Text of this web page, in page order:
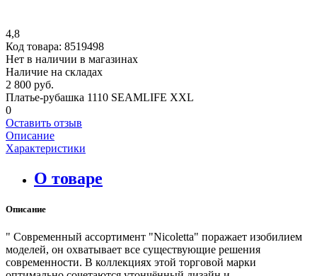
4,8
Код товара: 8519498
Нет в наличии в магазинах
Наличие на складах
2 800 руб.
Платье-рубашка 1110 SEAMLIFE XXL
0
Оставить отзыв
Описание
Характеристики
О товаре
Описание
" Современный ассортимент "Nicoletta" поражает изобилием
моделей, он охватывает все существующие решения
современности. В коллекциях этой торговой марки